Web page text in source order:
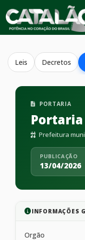
Leis Decretos
PORTARIA
Portaria
Prefeitura
PUBLICAÇÃO
13/04/2026
INFORMAÇÕES
Orgão